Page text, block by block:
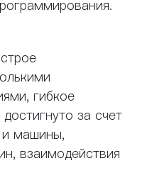
гибкое
за счет
и машины,
взаимодействия